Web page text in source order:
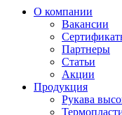
О компании
Вакансии
Партнеры
Статьи
Акции
Продукция
Рукава